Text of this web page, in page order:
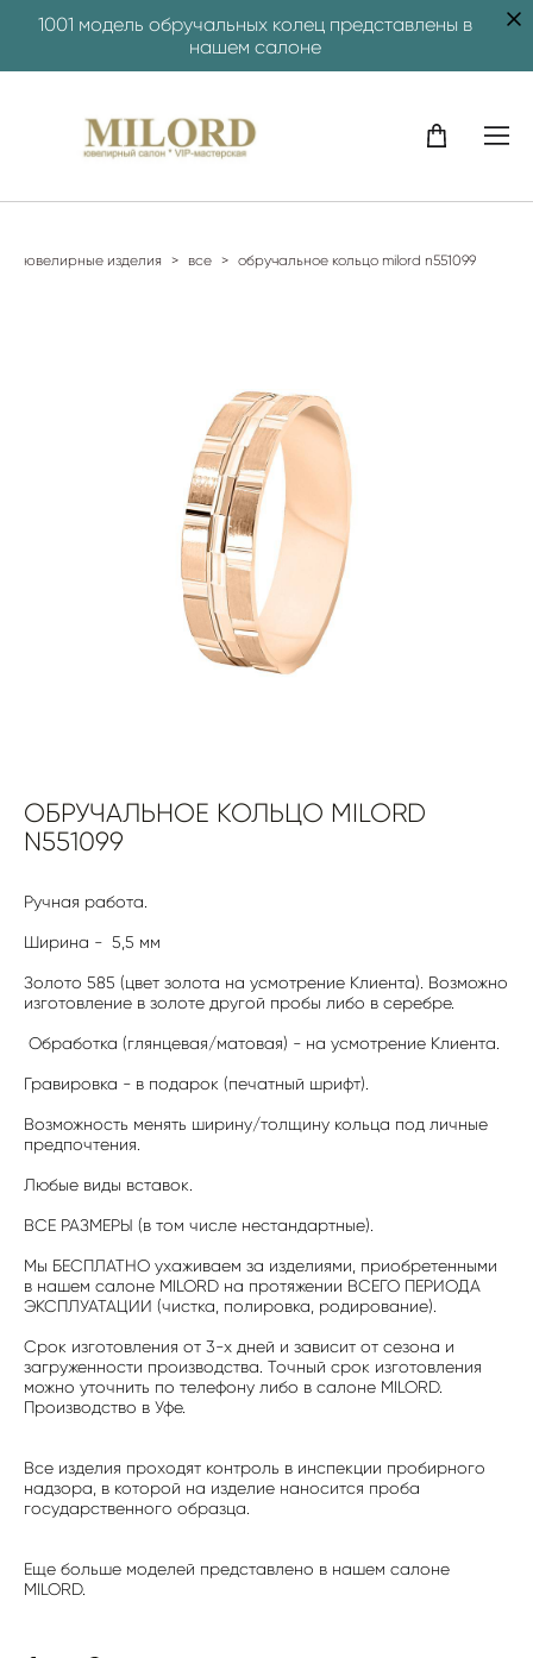
1001 модель обручальных колец представлены в
нашем салоне
ювелирные изделия > все > обручальное кольцо milord n551099
ОБРУЧАЛЬНОЕ КОЛЬЦО MILORD
N551099
Ручная работа.
Ширина - 5,5 мм
Золото 585 (цвет золота на усмотрение Клиента). Возможно
изготовление в золоте другой пробы либо в серебре.
Обработка (глянцевая/матовая) - на усмотрение Клиента.
Гравировка - в подарок (печатный шрифт).
Возможность менять ширину/толщину кольца под личные
предпочтения.
Любые виды вставок.
ВСЕ РАЗМЕРЫ (в том числе нестандартные).
Мы БЕСПЛАТНО ухаживаем за изделиями, приобретенными
в нашем салоне MILORD на протяжении ВСЕГО ПЕРИОДА
ЭКСПЛУАТАЦИИ (чистка, полировка, родирование).
Срок изготовления от 3-х дней и зависит от сезона и
загруженности производства. Точный срок изготовления
можно уточнить по телефону либо в салоне MILORD.
Производство в Уфе.
Все изделия проходят контроль в инспекции пробирного
надзора, в которой на изделие наносится проба
государственного образца.
Еще больше моделей представлено в нашем салоне
MILORD.